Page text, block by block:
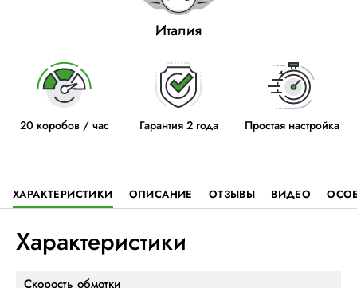
Италия
20 коробов / час Гарантия 2 года Простая настройка
ХАРАКТЕРИСТИКИ ОПИСАНИЕ ОТЗЫВЫ ВИДЕО
Характеристики
Скорость обмотки